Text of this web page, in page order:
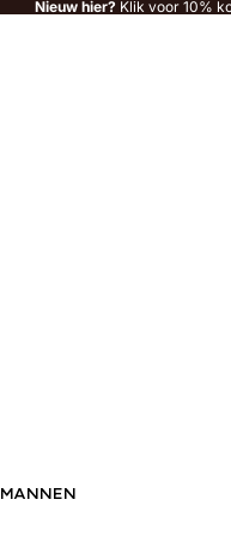
Nieuw hier? Klik voor 10%
MANNEN